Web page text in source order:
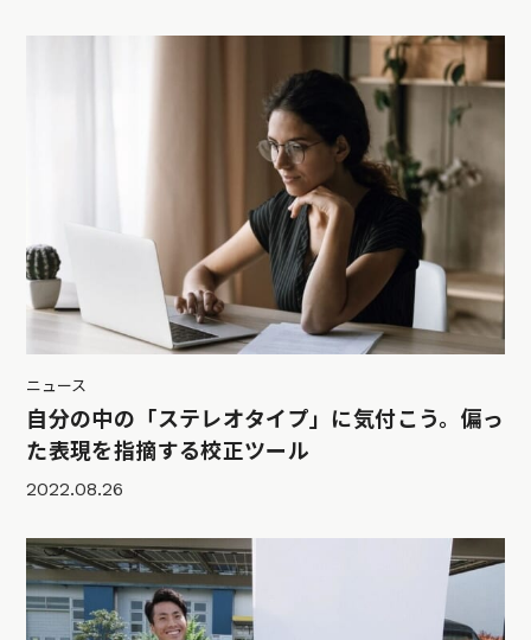
ニュース
自分の中の「ステレオタイプ」に気付こう。偏っ
た表現を指摘する校正ツール
2022.08.26